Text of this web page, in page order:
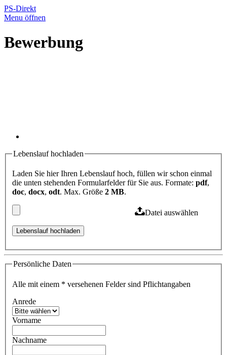
PS-Direkt
Menu öffnen
Bewerbung
Lebenslauf hochladen
Laden Sie hier Ihren Lebenslauf hoch, füllen wir schon einmal
die unten stehenden Formularfelder für Sie aus. Formate: pdf,
doc, docx, odt. Max. Größe 2 MB.
Datei auswählen
Persönliche Daten
Alle mit einem * versehenen Felder sind Pflichtangaben
Anrede
Vorname
Nachname